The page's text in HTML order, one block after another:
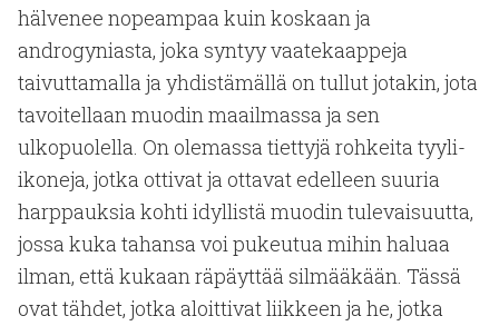
hälvenee nopeampaa kuin koskaan ja
androgyniasta, joka syntyy vaatekaappeja
taivuttamalla ja yhdistämällä on tullut jotakin, jota
tavoitellaan muodin maailmassa ja sen
ulkopuolella. On olemassa tiettyjä rohkeita tyyli-
ikoneja, jotka ottivat ja ottavat edelleen suuria
harppauksia kohti idyllistä muodin tulevaisuutta,
jossa kuka tahansa voi pukeutua mihin haluaa
ilman, että kukaan räpäyttää silmääkään. Tässä
ovat tähdet, jotka aloittivat liikkeen ja he, jotka